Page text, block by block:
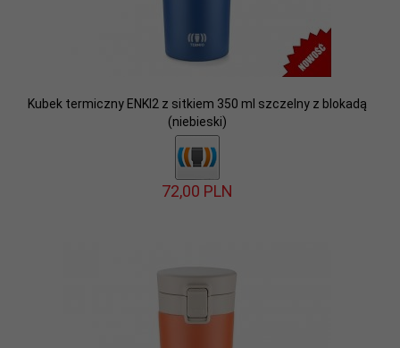
Kubek termiczny ENKI2 z sitkiem 350 ml szczelny z blokadą
(niebieski)
72,00 PLN